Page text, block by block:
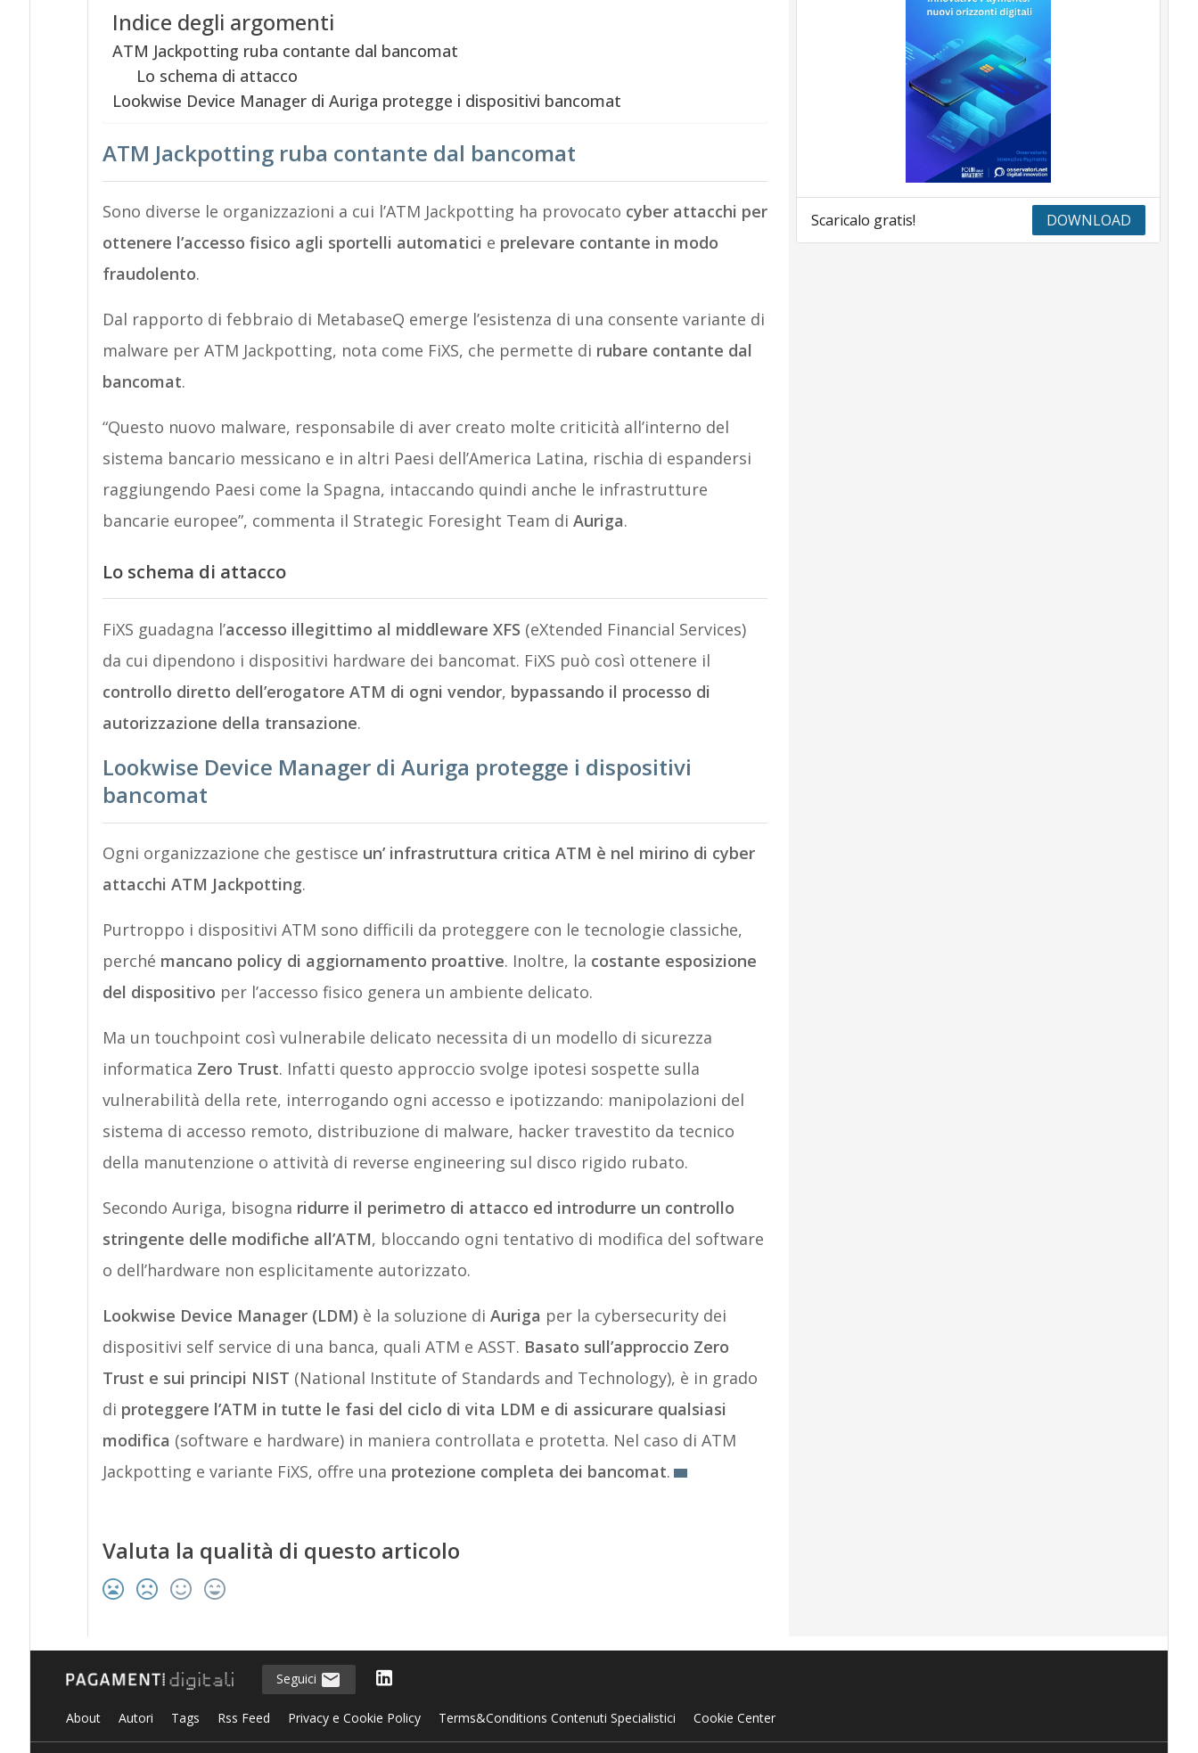
Indice degli argomenti
ATM Jackpotting ruba contante dal bancomat
Lo schema di attacco
Lookwise Device Manager di Auriga protegge i dispositivi bancomat
ATM Jackpotting ruba contante dal bancomat
Sono diverse le organizzazioni a cui l’ATM Jackpotting ha provocato cyber attacchi per
ottenere l’accesso fisico agli sportelli automatici e prelevare contante in modo
fraudolento.
Dal rapporto di febbraio di MetabaseQ emerge l’esistenza di una consente variante di
malware per ATM Jackpotting, nota come FiXS, che permette di rubare contante dal
bancomat.
“Questo nuovo malware, responsabile di aver creato molte criticità all’interno del
sistema bancario messicano e in altri Paesi dell’America Latina, rischia di espandersi
raggiungendo Paesi come la Spagna, intaccando quindi anche le infrastrutture
bancarie europee”, commenta il Strategic Foresight Team di Auriga.
Lo schema di attacco
FiXS guadagna l’accesso illegittimo al middleware XFS (eXtended Financial Services)
da cui dipendono i dispositivi hardware dei bancomat. FiXS può così ottenere il
controllo diretto dell’erogatore ATM di ogni vendor, bypassando il processo di
autorizzazione della transazione.
Lookwise Device Manager di Auriga protegge i dispositivi
bancomat
Ogni organizzazione che gestisce un’ infrastruttura critica ATM è nel mirino di cyber
attacchi ATM Jackpotting.
Purtroppo i dispositivi ATM sono difficili da proteggere con le tecnologie classiche,
perché mancano policy di aggiornamento proattive. Inoltre, la costante esposizione
del dispositivo per l’accesso fisico genera un ambiente delicato.
Ma un touchpoint così vulnerabile delicato necessita di un modello di sicurezza
informatica Zero Trust. Infatti questo approccio svolge ipotesi sospette sulla
vulnerabilità della rete, interrogando ogni accesso e ipotizzando: manipolazioni del
sistema di accesso remoto, distribuzione di malware, hacker travestito da tecnico
della manutenzione o attività di reverse engineering sul disco rigido rubato.
Secondo Auriga, bisogna ridurre il perimetro di attacco ed introdurre un controllo
stringente delle modifiche all’ATM, bloccando ogni tentativo di modifica del software
o dell’hardware non esplicitamente autorizzato.
Lookwise Device Manager (LDM) è la soluzione di Auriga per la cybersecurity dei
dispositivi self service di una banca, quali ATM e ASST. Basato sull’approccio Zero
Trust e sui principi NIST (National Institute of Standards and Technology), è in grado
di proteggere l’ATM in tutte le fasi del ciclo di vita LDM e di assicurare qualsiasi
modifica (software e hardware) in maniera controllata e protetta. Nel caso di ATM
Jackpotting e variante FiXS, offre una protezione completa dei bancomat.
Valuta la qualità di questo articolo
Scaricalo gratis! DOWNLOAD
Seguici
About Autori Tags Rss Feed Privacy e Cookie Policy Terms&Conditions Contenuti Specialistici Cookie Center